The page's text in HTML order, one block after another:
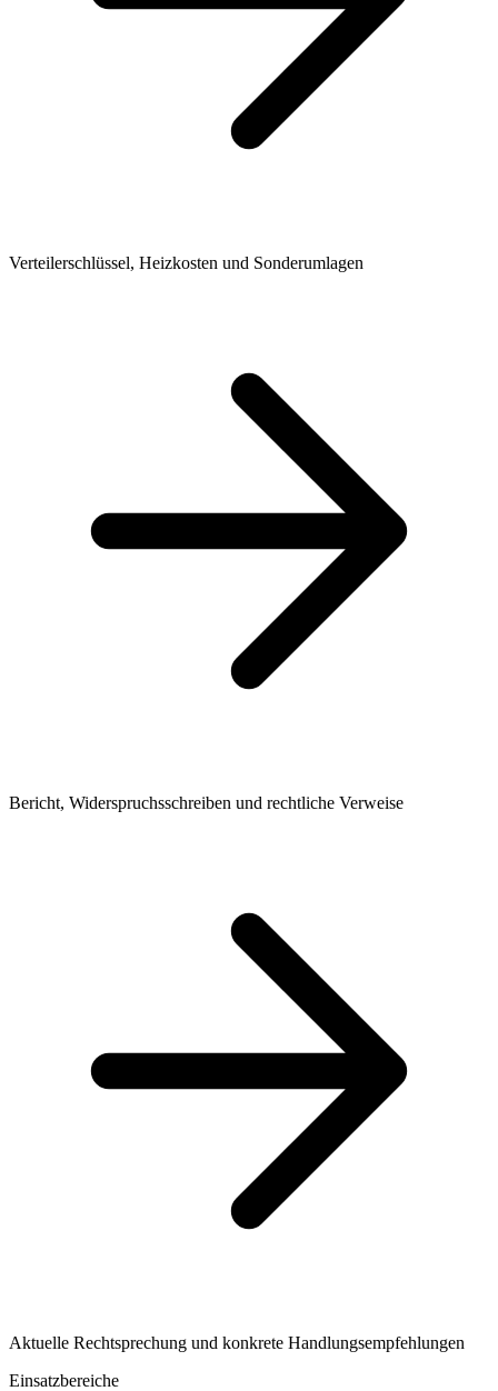
Verteilerschlüssel, Heizkosten und Sonderumlagen
Bericht, Widerspruchsschreiben und rechtliche Verweise
Aktuelle Rechtsprechung und konkrete Handlungsempfehlungen
Einsatzbereiche